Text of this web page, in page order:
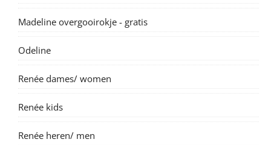
Madeline overgooirokje - gratis
Odeline
Renée dames/ women
Renée kids
Renée heren/ men